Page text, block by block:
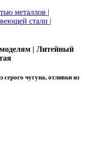
| Литейный
чугуна, отливки из